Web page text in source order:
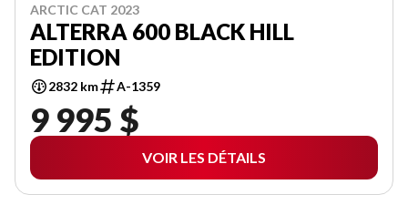
ARCTIC CAT 2023
ALTERRA 600 BLACK HILL
EDITION
2832 km A-1359
9 995 $
VOIR LES DÉTAILS